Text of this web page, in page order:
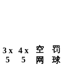
3 x
5
4 x
5
空
网
罚
球